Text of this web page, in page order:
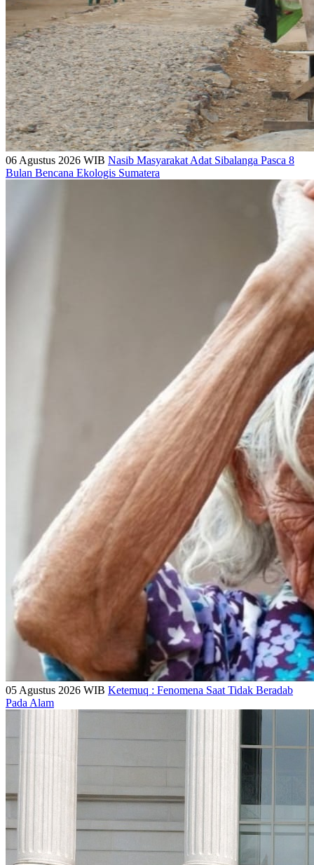
06 Agustus 2026 WIB Nasib Masyarakat Adat Sibalanga Pasca 8
Bulan Bencana Ekologis Sumatera
05 Agustus 2026 WIB Ketemuq : Fenomena Saat Tidak Beradab
Pada Alam